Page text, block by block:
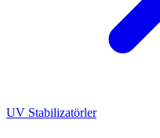
UV Stabilizatörler